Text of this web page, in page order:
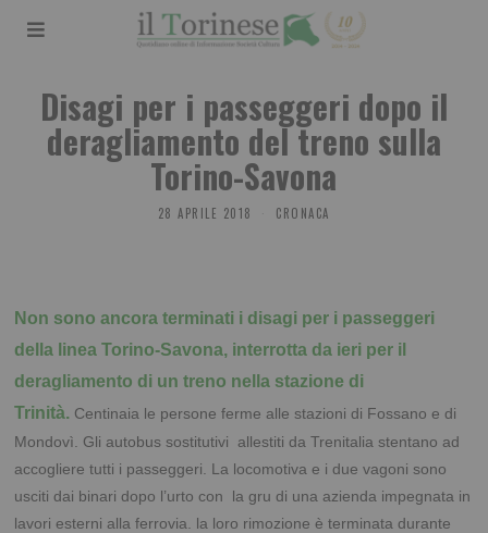
Disagi per i passeggeri dopo il
deragliamento del treno sulla
Torino-Savona
28 APRILE 2018 CRONACA
Non sono ancora terminati i disagi per i passeggeri
della linea Torino-Savona, interrotta da ieri per il
deragliamento di un treno nella stazione di
Trinità. Centinaia le persone ferme alle stazioni di Fossano e di
Mondovì. Gli autobus sostitutivi allestiti da Trenitalia stentano ad
accogliere tutti i passeggeri. La locomotiva e i due vagoni sono
usciti dai binari dopo l’urto con la gru di una azienda impegnata in
lavori esterni alla ferrovia. la loro rimozione è terminata durante